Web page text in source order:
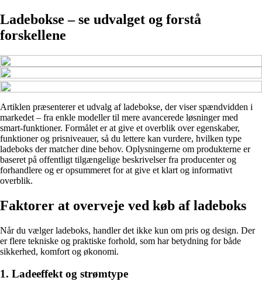
Ladebokse – se udvalget og forstå
forskellene
Artiklen præsenterer et udvalg af ladebokse, der viser spændvidden i
markedet – fra enkle modeller til mere avancerede løsninger med
smart-funktioner. Formålet er at give et overblik over egenskaber,
funktioner og prisniveauer, så du lettere kan vurdere, hvilken type
ladeboks der matcher dine behov. Oplysningerne om produkterne er
baseret på offentligt tilgængelige beskrivelser fra producenter og
forhandlere og er opsummeret for at give et klart og informativt
overblik.
Faktorer at overveje ved køb af ladeboks
Når du vælger ladeboks, handler det ikke kun om pris og design. Der
er flere tekniske og praktiske forhold, som har betydning for både
sikkerhed, komfort og økonomi.
1. Ladeeffekt og strømtype